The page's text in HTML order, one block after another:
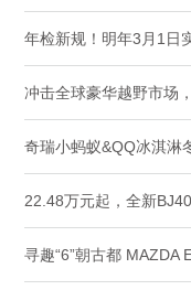
年检新规！明年3月1日
冲击全球豪华越野市场
奇瑞小蚂蚁&QQ冰淇淋
22.48万元起，全新
寻趣“6”朝古都 MAZDA